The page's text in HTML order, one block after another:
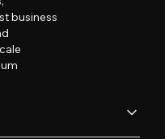
business